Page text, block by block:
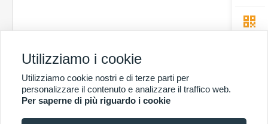
presentare Politica sulla riservatezza

Utilizziamo i cookie
Utilizziamo cookie nostri e di terze parti per
personalizzare il contenuto e analizzare il traffico web.
Per saperne di più riguardo i cookie